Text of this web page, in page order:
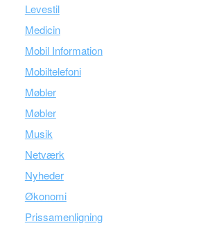
Levestil
Medicin
Mobil Information
Mobiltelefoni
Møbler
Møbler
Musik
Netværk
Nyheder
Økonomi
Prissamenligning